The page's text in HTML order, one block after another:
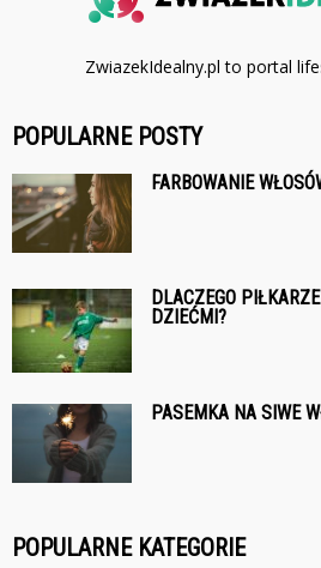
ZwiazekIdealny.pl to portal
POPULARNE POSTY
FARBOWANIE
DLACZEGO
DZIEĆMI?
PASEMKA NA SIWE
POPULARNE KATEGORIE